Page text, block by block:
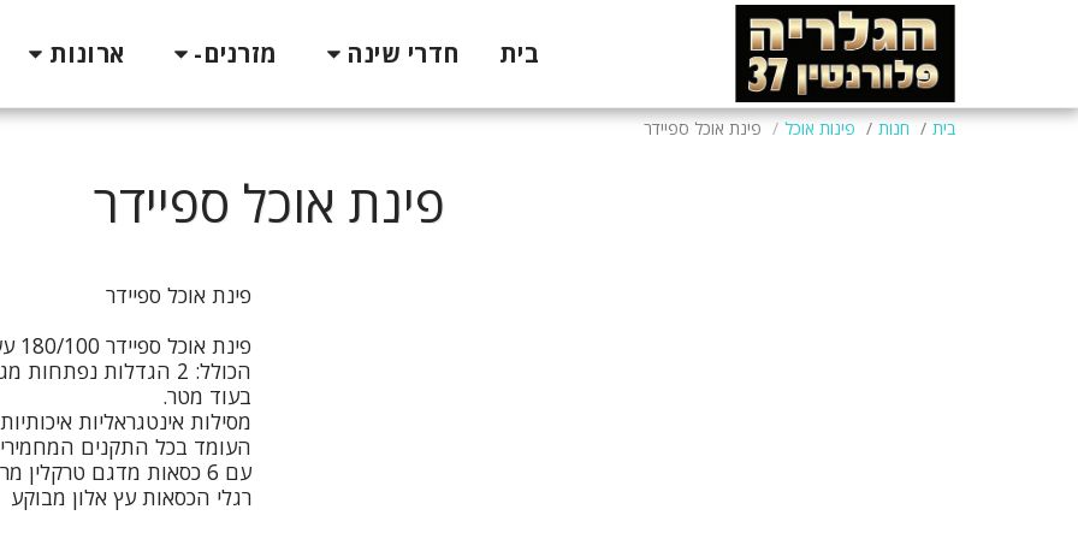
בית חדרי שינה מזרנים- ארונות
בית חנות פינות אוכל פינת אוכל ספיידר
פינת אוכל ספיידר
רגלי הכסאות עץ אלון מבוקע